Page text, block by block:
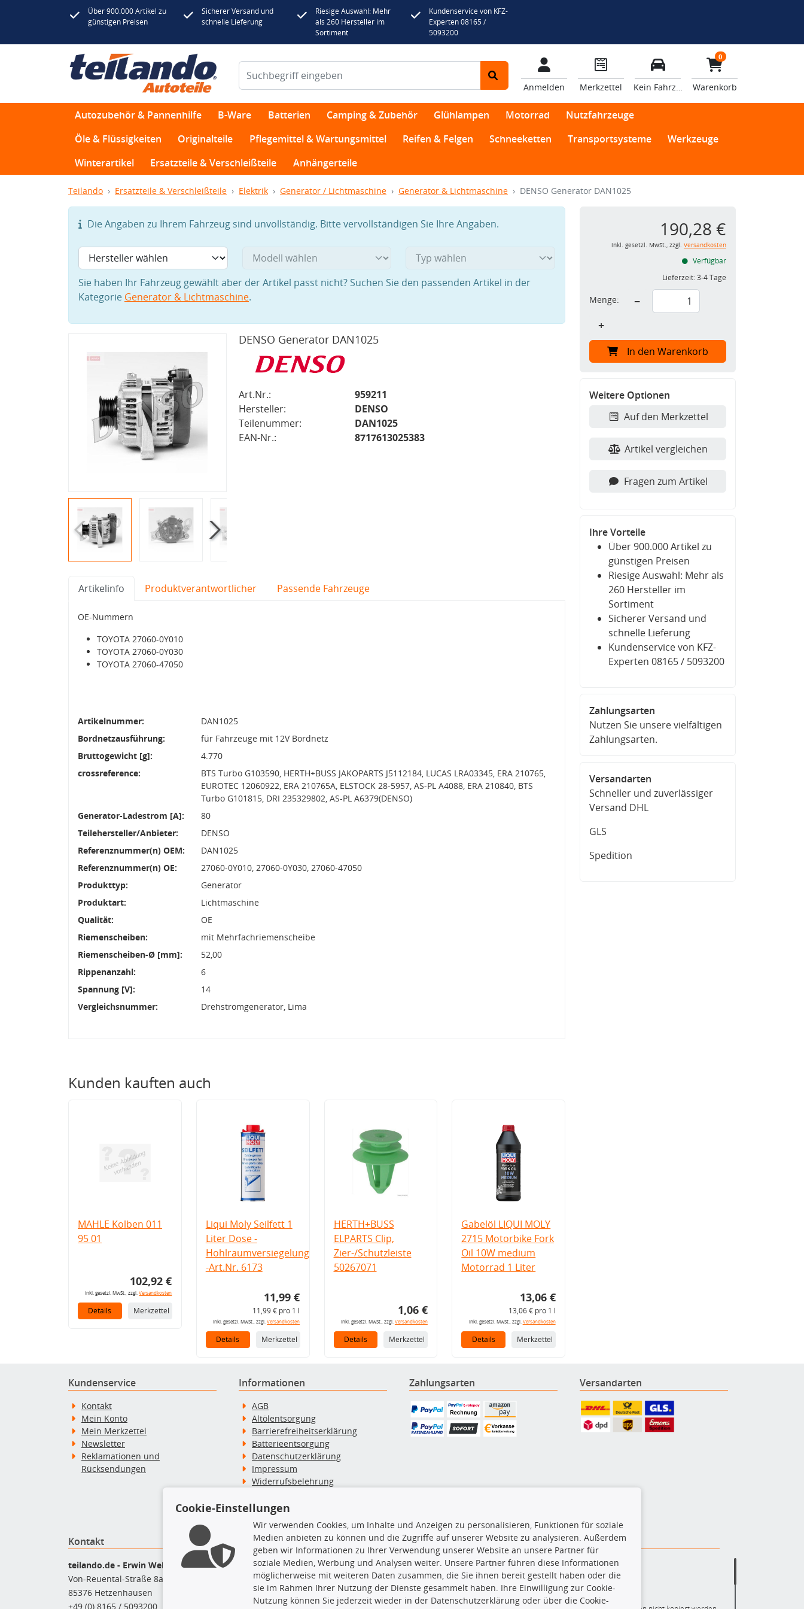
Über 900.000 Artikel zu
günstigen Preisen
Sicherer Versand und
schnelle Lieferung
Riesige Auswahl: Mehr
als 260 Hersteller im
Sortiment
Kundenservice von KFZ-
Experten 08165 /
5093200
Anmelden Merkzettel Kein Fahrzeug
0
Warenkorb
Autozubehör & Pannenhilfe B-Ware Batterien Camping & Zubehör Glühlampen Motorrad
Nutzfahrzeuge
Öle & Flüssigkeiten
Originalteile Pflegemittel & Wartungsmittel Reifen & Felgen Schneeketten Transportsysteme
Werkzeuge
Winterartikel
Ersatzteile & Verschleißteile Anhängerteile
Teilando Ersatzteile & Verschleißteile Elektrik Generator / Lichtmaschine Generator & Lichtmaschine DENSO Generator DAN1025
Die Angaben zu Ihrem Fahrzeug sind unvollständig. Bitte vervollständigen Sie Ihre Angaben.
Sie haben Ihr Fahrzeug gewählt aber der Artikel passt nicht? Suchen Sie den passenden Artikel in der
Kategorie Generator & Lichtmaschine.
DENSO Generator DAN1025
Art.Nr.:
959211
Hersteller:
DENSO
Teilenummer:
DAN1025
EAN-Nr.:
8717613025383
Artikelinfo Produktverantwortlicher Passende Fahrzeuge
OE-Nummern
TOYOTA 27060-0Y010
TOYOTA 27060-0Y030
TOYOTA 27060-47050
Artikelnummer:
DAN1025
Bordnetzausführung:
für Fahrzeuge mit 12V Bordnetz
Bruttogewicht [g]:
4.770
crossreference:
BTS Turbo G103590, HERTH+BUSS JAKOPARTS J5112184, LUCAS LRA03345, ERA 210765,
EUROTEC 12060922, ERA 210765A, ELSTOCK 28-5957, AS-PL A4088, ERA 210840, BTS
Turbo G101815, DRI 235329802, AS-PL A6379(DENSO)
Generator-Ladestrom [A]:
80
Teilehersteller/Anbieter:
DENSO
Referenznummer(n) OEM:
DAN1025
Referenznummer(n) OE:
27060-0Y010, 27060-0Y030, 27060-47050
Produkttyp:
Generator
Produktart:
Lichtmaschine
Qualität:
OE
Riemenscheiben:
mit Mehrfachriemenscheibe
Riemenscheiben-Ø [mm]:
52,00
Rippenanzahl:
6
Spannung [V]:
14
Vergleichsnummer:
Drehstromgenerator, Lima
Kunden kauften auch
MAHLE Kolben 011
95 01
102,92 €
inkl. gesetzl. MwSt., zzgl.Versandkosten
Details Merkzettel
Liqui Moly Seilfett 1
Liter Dose -
Hohlraumversiegelung
-Art.Nr. 6173
11,99 €
11,99 € pro 1 l
inkl. gesetzl. MwSt., zzgl.Versandkosten
Details Merkzettel
HERTH+BUSS
ELPARTS Clip,
Zier-/Schutzleiste
50267071
1,06 €
inkl. gesetzl. MwSt., zzgl. Versandkosten
Details Merkzettel
Gabelöl LIQUI MOLY
2715 Motorbike Fork
Oil 10W medium
Motorrad 1 Liter
13,06 €
13,06 € pro 1 l
inkl. gesetzl. MwSt., zzgl. Versandkosten
Details Merkzettel
190,28 €
inkl. gesetzl. MwSt., zzgl. Versandkosten
Verfügbar
Lieferzeit:3-4 Tage
Menge:
−
+
In den Warenkorb
Weitere Optionen
Auf den Merkzettel
Artikel vergleichen
Fragen zum Artikel
Ihre Vorteile
Über 900.000 Artikel zu
günstigen Preisen
Riesige Auswahl: Mehr als
260 Hersteller im
Sortiment
Sicherer Versand und
schnelle Lieferung
Kundenservice von KFZ-
Experten 08165 / 5093200
Zahlungsarten
Nutzen Sie unsere vielfältigen
Zahlungsarten.
Versandarten
Schneller und zuverlässiger
Versand DHL
GLS
Spedition
Kundenservice
Kontakt
Mein Konto
Mein Merkzettel
Newsletter
Reklamationen und
Rücksendungen
Informationen
AGB
Altölentsorgung
Barrierefreiheitserklärung
Batterieentsorgung
Datenschutzerklärung
Impressum
Widerrufsbelehrung
Zahlung & Versand
Zahlungsarten Versandarten
Kontakt
teilando.de - Erwin Weber GmbH
Von-Reuental-Straße 8a
85376 Hetzenhausen
+49 (0) 8165 / 5093200
Top Produkte
Beleuchtung
Bremsbeläge
Bremsscheiben
Kupplungssatz
TecDoc Inside
Cookie-Einstellungen
Wir verwenden Cookies, um Inhalte und Anzeigen zu personalisieren, Funktionen für soziale
Medien anbieten zu können und die Zugriffe auf unserer Website zu analysieren. Außerdem
geben wir Informationen zu Ihrer Verwendung unserer Website an unsere Partner für
soziale Medien, Werbung und Analysen weiter. Unsere Partner führen diese Informationen
möglicherweise mit weiteren Daten zusammen, die Sie ihnen bereit gestellt haben oder die
sie im Rahmen Ihrer Nutzung der Dienste gesammelt haben. Ihre Einwilligung zur Cookie-
Nutzung können Sie jederzeit wieder in der Datenschutzerklärung oder über die Cookie-